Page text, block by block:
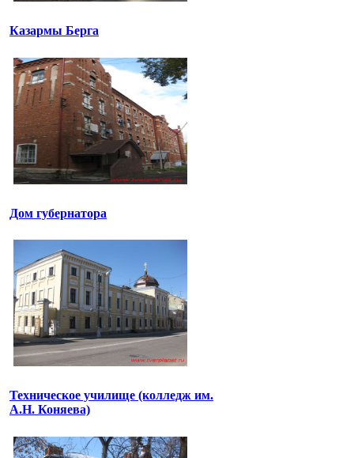
Казармы Берга
Дом губернатора
Техническое училище (колледж им.
А.Н. Коняева)